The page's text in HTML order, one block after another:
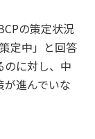
の策定状況
定中」と回答
のに対し、中
進んでいな